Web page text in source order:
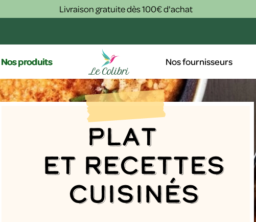
Livraison gratuite dès 100€ d'achat
Nos produits Nos fournisseurs
Plat
et recettes
cuisinés